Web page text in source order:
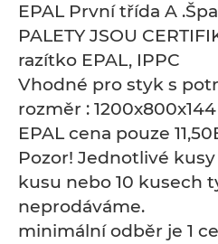
EPAL První třída A
PALETY JSOU
razítko EPAL, IPPC
Vhodné pro styk s
rozměr : 1200х800х144
EPAL cena pouze
Pozor! Jednotlivé
kusu nebo 10 kusech
neprodáváme.
minimální odběr je 1